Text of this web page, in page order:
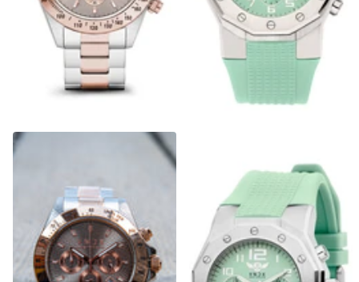
Power Babe Big Two-Tone
Out of stock
€299,00
View options
€249,00